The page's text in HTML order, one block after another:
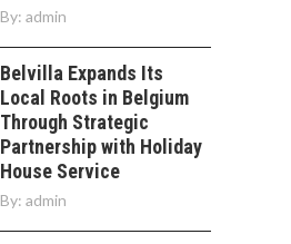
By: admin
Belvilla Expands Its
Local Roots in Belgium
Through Strategic
Partnership with Holiday
House Service
By: admin